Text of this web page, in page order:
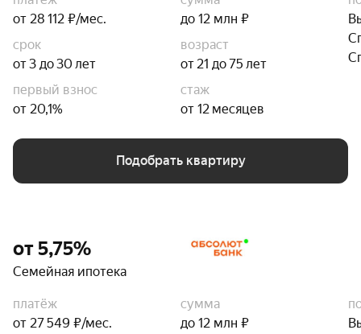
от 28 112 ₽/мес.
до 12 млн ₽
срок
от 3 до 30 лет
возраст
от 21 до 75 лет
первый взнос
от 20,1%
стаж
от 12 месяцев
Подобрать квартиру
от 5,75%
Семейная ипотека
платёж
от 27 549 ₽/мес.
сумма
до 12 млн ₽